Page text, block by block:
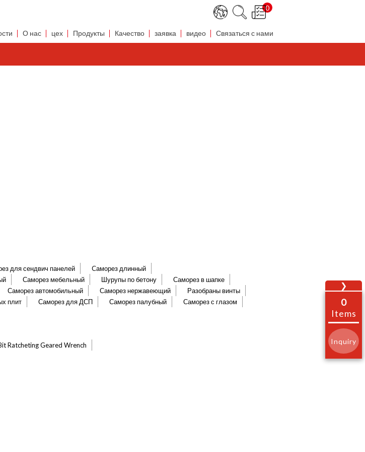
0
О нас цех Продукты Качество заявка видео Связаться с нами
для сендвич панелей
Cаморез длинный
Саморез мебельный Шурупы по бетону
Саморез в шапке
Саморез автомобильный Саморез нержавеющий
Разобраны винты
плит Саморез для ДСП Саморез палубный
Саморез с глазом
Ratcheting Geared Wrench
❯
0
Items
Inquiry